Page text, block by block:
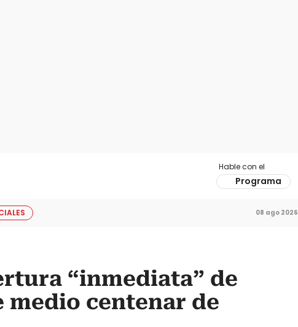
Hable con el
Programa
08 ago 2026
“inmediata” de
medio centenar de